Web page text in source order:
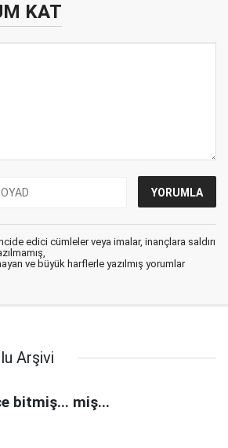
KAT
edici cümleler veya imalar, inançlara saldırı
ve büyük harflerle yazılmış yorumlar
Arşivi
bitmiş... miş...